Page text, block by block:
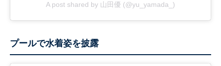
A post shared by 山田優 (@yu_yamada_)
プールで水着姿を披露